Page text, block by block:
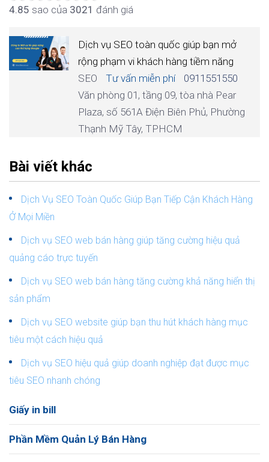
4.85 sao của 3021 đánh giá
Dịch vụ SEO toàn quốc giúp bạn mở
rộng phạm vi khách hàng tiềm năng
SEO
Tư vấn miễn phí
0911551550
Văn phòng 01, tầng 09, tòa nhà Pear
Plaza, số 561A Điện Biên Phủ, Phường
Thạnh Mỹ Tây, TPHCM
Bài viết khác
Dịch Vụ SEO Toàn Quốc Giúp Bạn Tiếp Cận Khách Hàng
Ở Mọi Miền
Dịch vụ SEO web bán hàng giúp tăng cường hiệu quả
quảng cáo trực tuyến
Dịch vụ SEO web bán hàng tăng cường khả năng hiển thị
sản phẩm
Dịch vụ SEO website giúp bạn thu hút khách hàng mục
tiêu một cách hiệu quả
Dịch vụ SEO hiệu quả giúp doanh nghiệp đạt được mục
tiêu SEO nhanh chóng
Giấy in bill
Phần Mềm Quản Lý Bán Hàng